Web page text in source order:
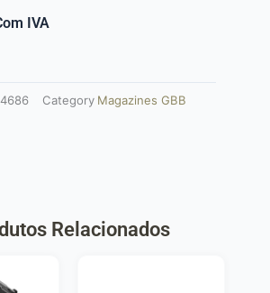
IVA
Category Magazines GBB
Relacionados